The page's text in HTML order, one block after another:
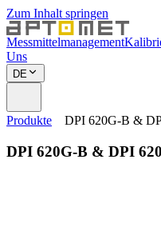
Zum Inhalt springen
Messmittelmanagement
Uns
DE
Produkte DPI 620G-B &
DPI 620G-B & DPI